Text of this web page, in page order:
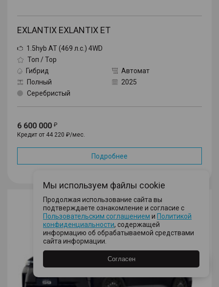
EXLANTIX EXLANTIX ET
1.5hyb AT (469 л.с.) 4WD
Топ / Top
Гибрид
Автомат
Полный
2025
Серебристый
6 600 000
Кредит от 44 220 ₽/мес.
Подробнее
Мы используем файлы cookie
Продолжая использование сайта вы
подтверждаете ознакомление и согласие с
Пользовательским соглашением и Политикой
конфиденциальности, содержащей
информацию об обрабатываемой средствами
сайта информации.
Согласен